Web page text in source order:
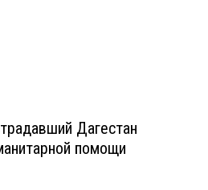
Дагестан
помощи